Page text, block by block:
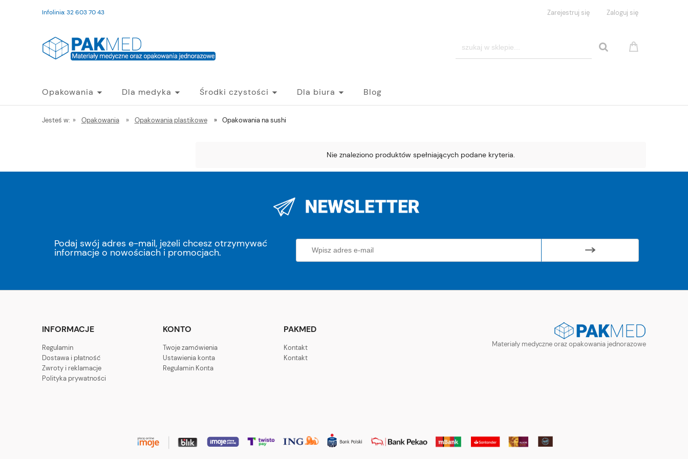
Infolinia: 32 603 70 43 Zarejestruj się Zaloguj się
Opakowania Dla medyka Środki czystości Dla biura Blog
Jesteś w: » Opakowania » Opakowania plastikowe » Opakowania na sushi
Nie znaleziono produktów spełniających podane kryteria.
Podaj swój adres e-mail, jeżeli chcesz otrzymywać
informacje o nowościach i promocjach.
INFORMACJE
Regulamin
Dostawa i płatność
Zwroty i reklamacje
Polityka prywatności
KONTO
Twoje zamówienia
Ustawienia konta
Regulamin Konta
PAKMED
Kontakt
Kontakt
Materiały medyczne oraz opakowania jednorazowe